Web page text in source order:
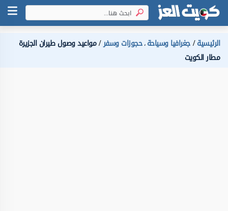
الرئيسية جغرافيا وسياحة،حجوزات وسفر مواعيد وصول طيران الجزيرة
مطار الكويت